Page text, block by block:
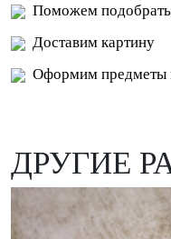
Поможем подобрать
Доставим картину
Оформим предметы
ДРУГИЕ